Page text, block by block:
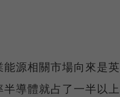
能源相關市場向來是
半導體就占了一半以